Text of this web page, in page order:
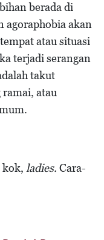
berada di
agoraphobia akan
atau situasi
terjadi serangan
takut
atau
kok, ladies. Cara-